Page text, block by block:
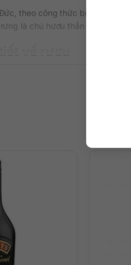
theo công thức bí mật của
là chú hươu thần thoại
nhất khi uống lạnh hoặc
khẳng định vị thế trên khắp
Covid-19 sản lượng chỉ còn 7
ngọt ngào